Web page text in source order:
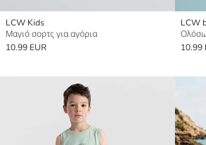
LCW Kids
Μαγιό σορτς για αγόρια
10.99 EUR
LCW
10.99